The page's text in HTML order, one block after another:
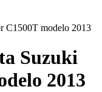
C1500T modelo 2013
Suzuki
2013